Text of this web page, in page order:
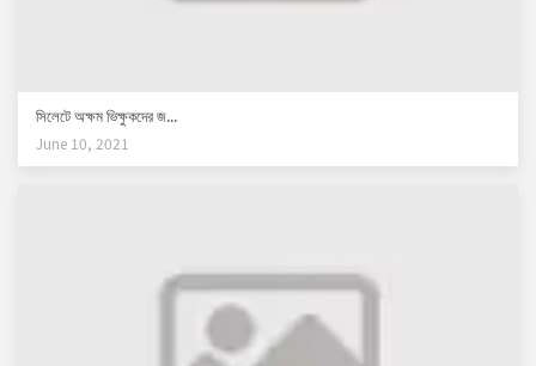
সিলেটে অক্ষম ভিক্ষুকদের জ...
June 10, 2021